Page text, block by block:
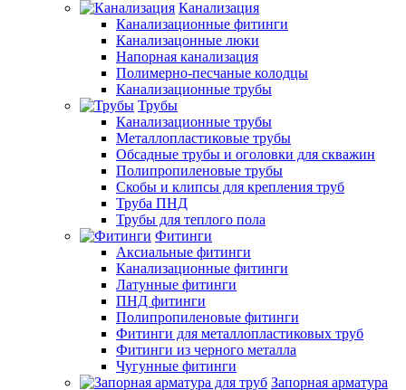
Канализация
Канализационные фитинги
Канализацонные люки
Напорная канализация
Полимерно-песчаные колодцы
Канализационные трубы
Трубы
Канализационные трубы
Металлопластиковые трубы
Обсадные трубы и оголовки для скважин
Полипропиленовые трубы
Скобы и клипсы для крепления труб
Труба ПНД
Трубы для теплого пола
Фитинги
Аксиальные фитинги
Канализационные фитинги
Латунные фитинги
ПНД фитинги
Полипропиленовые фитинги
Фитинги для металлопластиковых труб
Фитинги из черного металла
Чугунные фитинги
Запорная арматура